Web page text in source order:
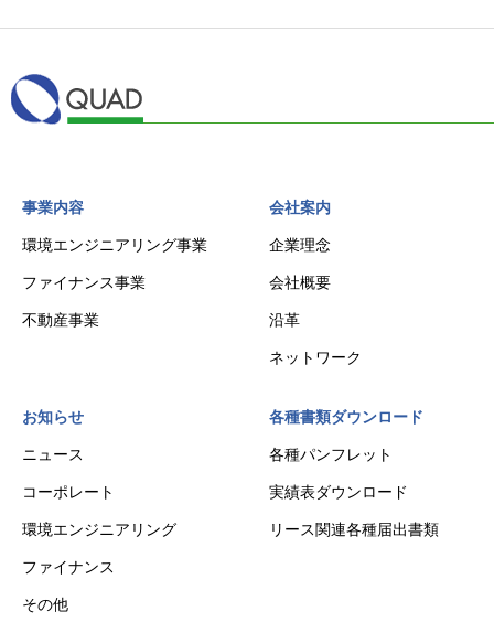
事業内容
環境エンジニアリング事業
ファイナンス事業
不動産事業
会社案内
企業理念
会社概要
沿革
ネットワーク
お知らせ
ニュース
コーポレート
環境エンジニアリング
ファイナンス
その他
各種書類ダウンロード
各種パンフレット
実績表ダウンロード
リース関連各種届出書類